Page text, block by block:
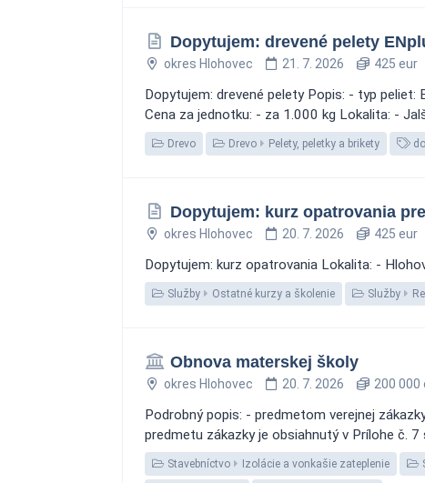
Dopytujem: drevené pelety
okres Hlohovec 21. 7. 2026 425 eur
Dopytujem: drevené pelety Popis: - typ
Cena za jednotku: - za 1.000 kg Lokalita: -
Drevo Drevo Pelety, peletky a brikety
Dopytujem: kurz opatrovania
okres Hlohovec 20. 7. 2026 425 eur
Dopytujem: kurz opatrovania Lokalita: -
Služby Ostatné kurzy a školenie Služby
Obnova materskej školy
okres Hlohovec 20. 7. 2026 200 000
Podrobný popis: - predmetom verejnej
predmetu zákazky je obsiahnutý v Prílohe č.
Stavebníctvo Izolácie a vonkašie zateplenie